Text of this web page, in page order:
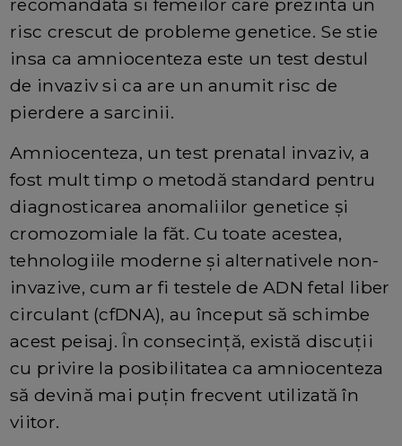
recomandata si femeilor care prezinta un
risc crescut de probleme genetice. Se stie
insa ca amniocenteza este un test destul
de invaziv si ca are un anumit risc de
pierdere a sarcinii.
Amniocenteza, un test prenatal invaziv, a
fost mult timp o metodă standard pentru
diagnosticarea anomaliilor genetice și
cromozomiale la făt. Cu toate acestea,
tehnologiile moderne și alternativele non-
invazive, cum ar fi testele de ADN fetal liber
circulant (cfDNA), au început să schimbe
acest peisaj. În consecință, există discuții
cu privire la posibilitatea ca amniocenteza
să devină mai puțin frecvent utilizată în
viitor.